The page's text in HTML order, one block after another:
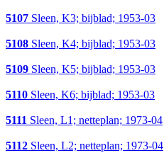
5107 Sleen, K3; bijblad; 1953-03
5108 Sleen, K4; bijblad; 1953-03
5109 Sleen, K5; bijblad; 1953-03
5110 Sleen, K6; bijblad; 1953-03
5111 Sleen, L1; netteplan; 1973-04
5112 Sleen, L2; netteplan; 1973-04